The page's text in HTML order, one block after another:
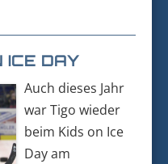
ICE DAY
Auch dieses Jahr
war Tigo wieder
beim Kids on Ice
Day am